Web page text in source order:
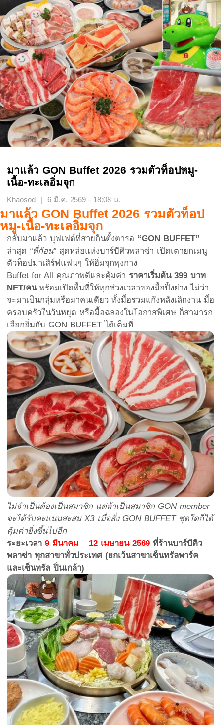
มาแล้ว GON Buffet 2026 รวมตัวท็อปหมู-
เนื้อ-ทะเลอิ่มจุก
Khaosod | 6 มี.ค. 2569 - 18:08 น.
มาแล้ว GON Buffet 2026 รวมตัวท็อป
หมู-เนื้อ-ทะเลอิ่มจุก
กลับมาแล้ว บุฟเฟต์ที่สายกินตั้งตารอ “GON BUFFET”
ล่าสุด “พี่ก้อน”สุดหล่อแห่งบาร์บีคิวพลาซ่า เปิดเตายกเมนู
ตัวท็อปมาเสิร์ฟแฟนๆ ให้อิ่มจุกพุงกาง
Buffet for All คุณภาพดีและคุ้มค่า ราคาเริ่มต้น 399 บาท
NET/คนพร้อมเปิดพื้นที่ให้ทุกช่วงเวลาของมื้อปิ้งย่าง ไม่ว่า
จะมาเป็นกลุ่มหรือมาคนเดียว ทั้งมื้อรวมแก๊งหลังเลิกงาน มื้อ
ครอบครัวในวันหยุด หรือมื้อฉลองในโอกาสพิเศษ ก็สามารถ
เลือกอิ่มกับ GON BUFFET ได้เต็มที่
ไม่จำเป็นต้องเป็นสมาชิก แต่ถ้าเป็นสมาชิก GON member
จะได้รับคะแนนสะสม X3 เมื่อสั่ง GON BUFFET ชุดใดก็ได้
คุ้มค่ายิ่งขึ้นไปอีก
ระยะเวลา 9 มีนาคม – 12 เมษายน 2569 ที่ร้านบาร์บีคิว
พลาซ่า ทุกสาขาทั่วประเทศ (ยกเว้นสาขาเซ็นทรัลพาร์ค
และเซ็นทรัล ปิ่นเกล้า)